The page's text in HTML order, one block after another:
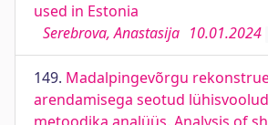
used in Estonia
Serebrova, Anastasija 10.01.2024
149. Madalpingevõrgu
arendamisega seotud